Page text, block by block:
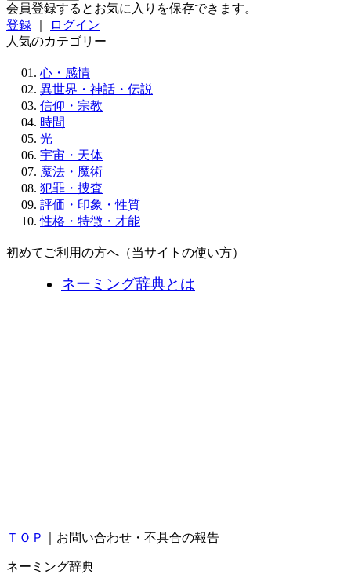
会員登録するとお気に入りを保存できます。
登録
ログイン
人気のカテゴリー
心・感情
異世界・神話・伝説
信仰・宗教
時間
光
宇宙・天体
魔法・魔術
犯罪・捜査
評価・印象・性質
性格・特徴・才能
初めてご利用の方へ（当サイトの使い方）
ネーミング辞典とは
ＴＯＰ ｜お問い合わせ・不具合の報告
ネーミング辞典